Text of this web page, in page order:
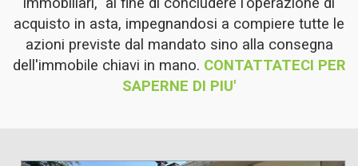
acquisto in asta, impegnandosi a compiere tutte le
azioni previste dal mandato sino alla consegna
dell'immobile chiavi in mano. CONTATTATECI PER
SAPERNE DI PIU'